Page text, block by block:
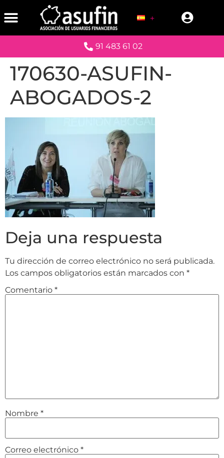
91 483 61 02
170630-ASUFIN-
ABOGADOS-2
Deja una respuesta
Tu dirección de correo electrónico no será publicada.
Los campos obligatorios están marcados con *
Comentario *
Nombre *
Correo electrónico *